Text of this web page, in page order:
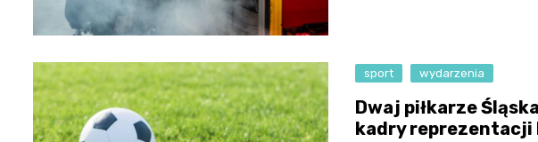
sport wydarzenia
Dwaj piłkarze
kadry reprezentacji